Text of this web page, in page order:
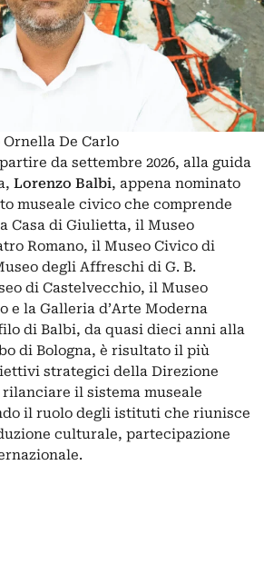
De Carlo
da settembre 2026, alla guida
Lorenzo Balbi, appena nominato
museale civico che comprende
Casa di Giulietta, il Museo
Romano, il Museo Civico di
degli Affreschi di G. B.
di Castelvecchio, il Museo
e la Galleria d’Arte Moderna
di Balbi, da quasi dieci anni alla
di Bologna, è risultato il più
strategici della Direzione
il sistema museale
il ruolo degli istituti che riunisce
culturale, partecipazione